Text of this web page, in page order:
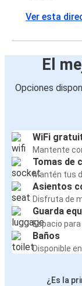
Ver esta
El
Opciones
WiFi
Mantente
Tomas de
Mantén tus
Asientos
Disfruta de
Guarda
Espacio
Baños
Disponible
¿Es la